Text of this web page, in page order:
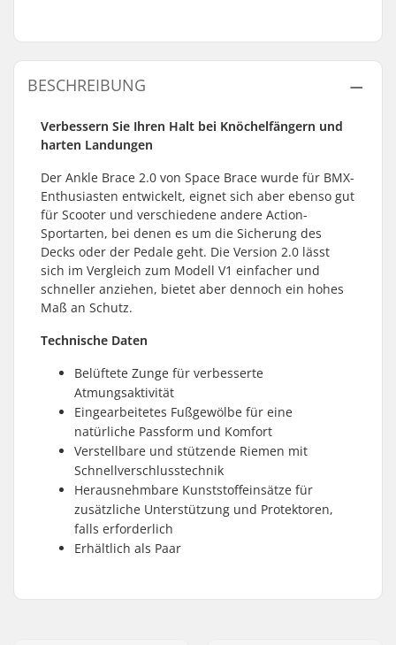
BESCHREIBUNG
Verbessern Sie Ihren Halt bei Knöchelfängern und
harten Landungen
Der Ankle Brace 2.0 von Space Brace wurde für BMX-
Enthusiasten entwickelt, eignet sich aber ebenso gut
für Scooter und verschiedene andere Action-
Sportarten, bei denen es um die Sicherung des
Decks oder der Pedale geht. Die Version 2.0 lässt
sich im Vergleich zum Modell V1 einfacher und
schneller anziehen, bietet aber dennoch ein hohes
Maß an Schutz.
Technische Daten
Belüftete Zunge für verbesserte
Atmungsaktivität
Eingearbeitetes Fußgewölbe für eine
natürliche Passform und Komfort
Verstellbare und stützende Riemen mit
Schnellverschlusstechnik
Herausnehmbare Kunststoffeinsätze für
zusätzliche Unterstützung und Protektoren,
falls erforderlich
Erhältlich als Paar